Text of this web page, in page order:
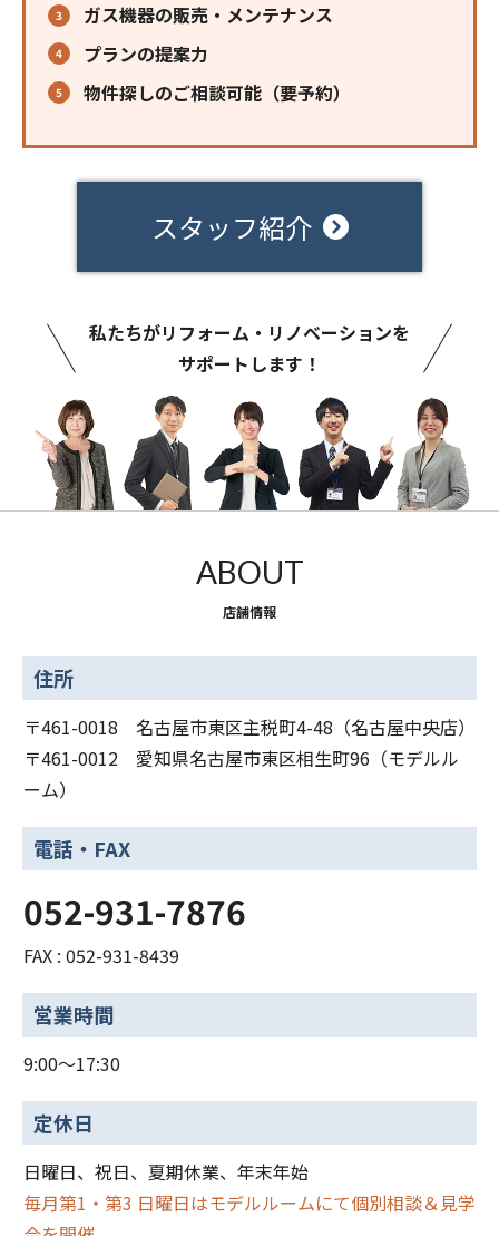
ガス機器の販売・メンテナンス
プランの提案力
物件探しのご相談可能（要予約）
スタッフ紹介
私たちがリフォーム・リノベーションを
サポートします！
ABOUT
店舗情報
住所
〒461-0018 名古屋市東区主税町4-48（名古屋中央店）
〒461-0012 愛知県名古屋市東区相生町96（モデルル
ーム）
電話・FAX
052-931-7876
FAX : 052-931-8439
営業時間
9:00～17:30
定休日
日曜日、祝日、夏期休業、年末年始
毎月第1・第3 日曜日はモデルルームにて個別相談＆見学